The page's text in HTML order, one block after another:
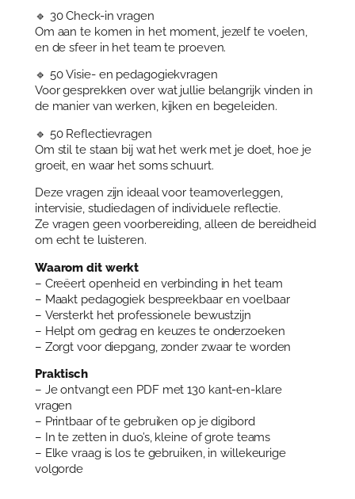
a
m
o
v
e
r
e
g
a
n
t
a
l
🔹 30 Check-in vragen
Om aan te komen in het moment, jezelf te voelen,
en de sfeer in het team te proeven.
🔹 50 Visie- en pedagogiekvragen
Voor gesprekken over wat jullie belangrijk vinden in
de manier van werken, kijken en begeleiden.
🔹 50 Reflectievragen
Om stil te staan bij wat het werk met je doet, hoe je
groeit, en waar het soms schuurt.
Deze vragen zijn ideaal voor teamoverleggen,
intervisie, studiedagen of individuele reflectie.
Ze vragen geen voorbereiding, alleen de bereidheid
om echt te luisteren.
Waarom dit werkt
– Creëert openheid en verbinding in het team
– Maakt pedagogiek bespreekbaar en voelbaar
– Versterkt het professionele bewustzijn
– Helpt om gedrag en keuzes te onderzoeken
– Zorgt voor diepgang, zonder zwaar te worden
Praktisch
– Je ontvangt een PDF met 130 kant-en-klare
vragen
– Printbaar of te gebruiken op je digibord
– In te zetten in duo’s, kleine of grote teams
– Elke vraag is los te gebruiken, in willekeurige
volgorde